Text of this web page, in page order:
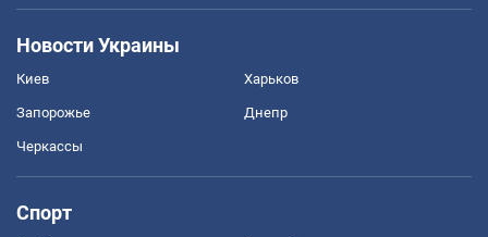
Новости Украины
Киев Харьков
Запорожье Днепр
Черкассы
Спорт